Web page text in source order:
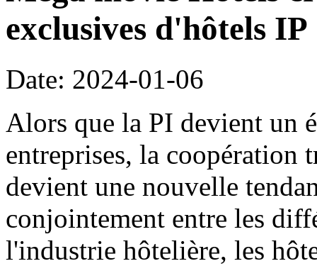
exclusives d'hôtels IP
Date: 2024-01-06
Alors que la PI devient un
entreprises, la coopération
devient une nouvelle
conjointement entre les
l'industrie hôtelière, les